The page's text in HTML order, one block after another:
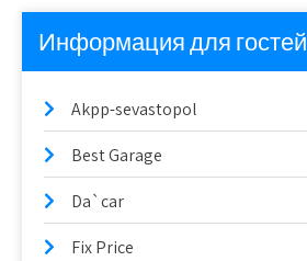
Информация для гостей
Akpp-sevastopol
Best Garage
Da`car
Fix Price